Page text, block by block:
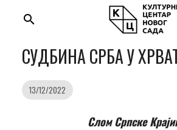
search
СУДБИНА СРБА У
13/12/2022
Слом Српске